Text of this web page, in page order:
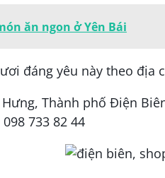
ăn ngon ở Yên Bái
đáng yêu này theo địa
Hưng, Thành phố Điện
733 82 44